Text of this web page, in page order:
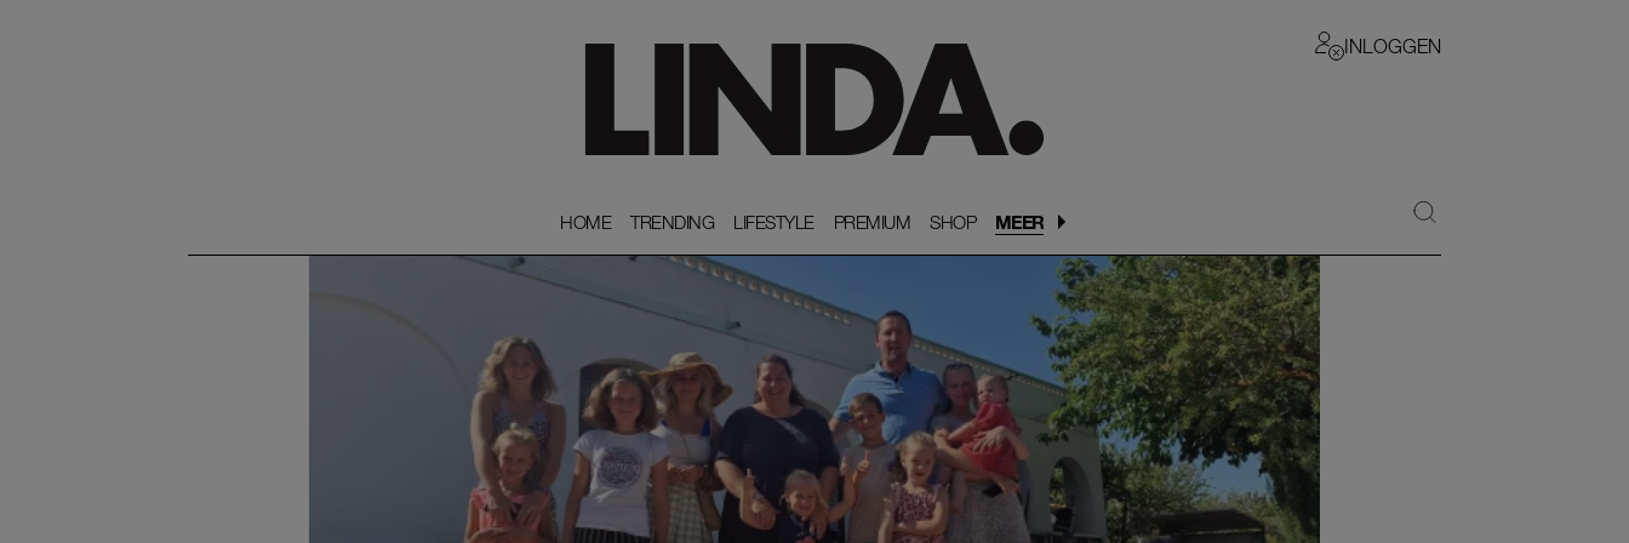
INLOGGEN
HOME
HOME TRENDING
TRENDING LIFESTYLE
LIFESTYLE PREMIUM
PREMIUM SHOP
SHOP MEER